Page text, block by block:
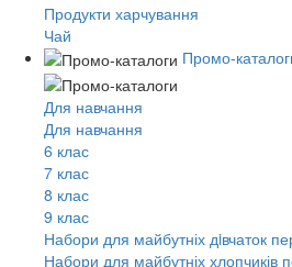
Продукти харчування
Чай
Промо-
Для навчання
Для навчання
6 клас
7 клас
8 клас
9 клас
Набори для майбутніх дiвчаток
Набори для майбутніх хлопчиків